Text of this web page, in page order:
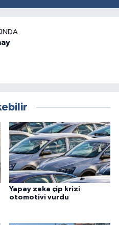
Yapay zeka çip krizi
otomotivi vurdu